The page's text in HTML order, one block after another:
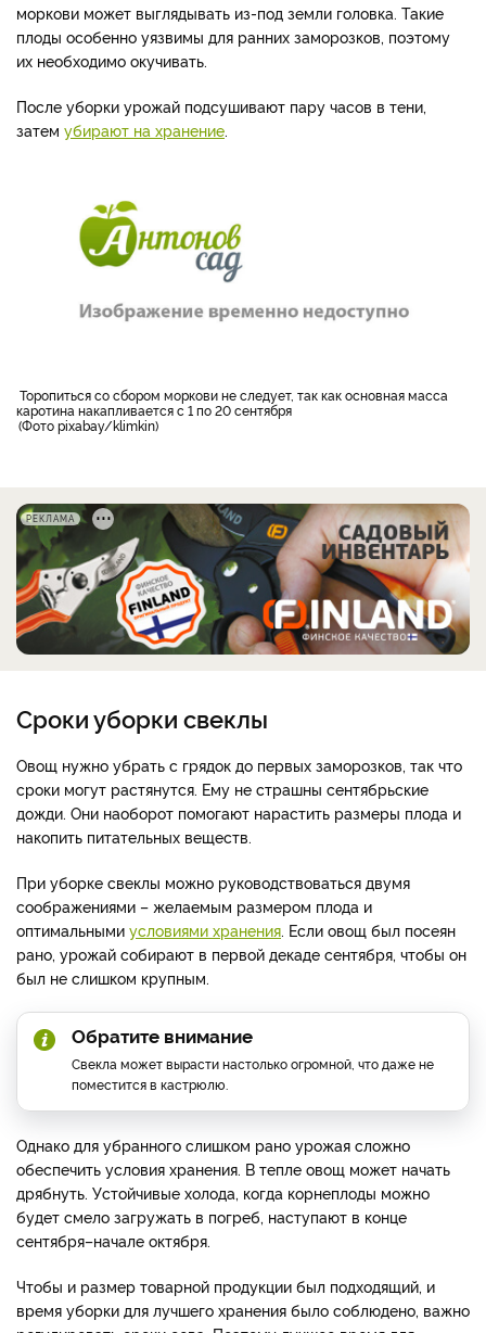
моркови может выглядывать из-под земли головка. Такие
плоды особенно уязвимы для ранних заморозков, поэтому
их необходимо окучивать.
После уборки урожай подсушивают пару часов в тени,
затем убирают на хранение
торопиться со сбором моркови не следует, так как основная масса
каротина накапливается с 1 по 20 сентября
Фото pixabay/klimkin
РЕКЛАМА
Сроки уборки свеклы
Овощ нужно убрать с грядок до первых заморозков, так что
сроки могут растянутся. Ему не страшны сентябрьские
дожди. Они наоборот помогают нарастить размеры плода и
накопить питательных веществ.
При уборке свеклы можно руководствоваться двумя
соображениями – желаемым размером плода и
оптимальными условиями хранения. Если овощ был посеян
рано, урожай собирают в первой декаде сентября, чтобы он
был не слишком крупным.
Обратите внимание
Свекла может вырасти настолько огромной, что даже не
поместится в кастрюлю.
Однако для убранного слишком рано урожая сложно
обеспечить условия хранения. В тепле овощ может начать
дрябнуть. Устойчивые холода, когда корнеплоды можно
будет смело загружать в погреб, наступают в конце
сентября–начале октября.
Чтобы и размер товарной продукции был подходящий, и
время уборки для лучшего хранения было соблюдено, важно